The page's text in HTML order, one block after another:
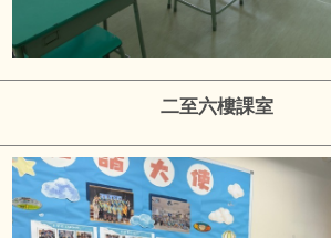
二至六樓課室